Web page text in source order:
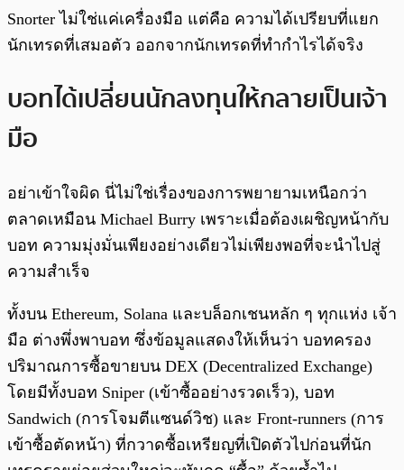
Snorter ไม่ใช่แค่เครื่องมือ แต่คือ ความได้เปรียบที่แยก
นักเทรดที่เสมอตัว ออกจากนักเทรดที่ทำกำไรได้จริง
บอทได้เปลี่ยนนักลงทุนให้กลายเป็นเจ้า
มือ
อย่าเข้าใจผิด นี่ไม่ใช่เรื่องของการพยายามเหนือกว่า
ตลาดเหมือน Michael Burry เพราะเมื่อต้องเผชิญหน้ากับ
บอท ความมุ่งมั่นเพียงอย่างเดียวไม่เพียงพอที่จะนำไปสู่
ความสำเร็จ
ทั้งบน Ethereum, Solana และบล็อกเชนหลัก ๆ ทุกแห่ง เจ้า
มือ ต่างพึ่งพาบอท ซึ่งข้อมูลแสดงให้เห็นว่า บอทครอง
ปริมาณการซื้อขายบน DEX (Decentralized Exchange)
โดยมีทั้งบอท Sniper (เข้าซื้ออย่างรวดเร็ว), บอท
Sandwich (การโจมตีแซนด์วิช) และ Front-runners (การ
เข้าซื้อตัดหน้า) ที่กวาดซื้อเหรียญที่เปิดตัวไปก่อนที่นัก